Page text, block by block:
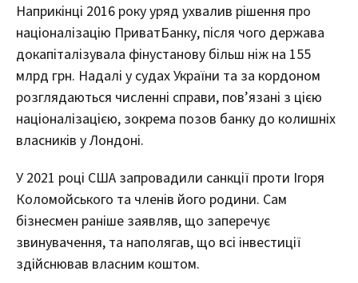
Наприкінці 2016 року уряд ухвалив рішення про
націоналізацію ПриватБанку, після чого держава
докапіталізувала фінустанову більш ніж на 155
млрд грн. Надалі у судах України та за кордоном
розглядаються численні справи, пов’язані з цією
націоналізацією, зокрема позов банку до колишніх
власників у Лондоні.
У 2021 році США запровадили санкції проти Ігоря
Коломойського та членів його родини. Сам
бізнесмен раніше заявляв, що заперечує
звинувачення, та наполягав, що всі інвестиції
здійснював власним коштом.